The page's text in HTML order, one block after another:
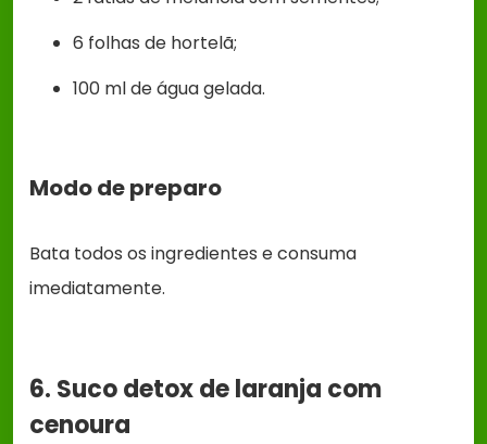
6 folhas de hortelã;
100 ml de água gelada.
Modo de preparo
Bata todos os ingredientes e consuma
imediatamente.
6. Suco detox de laranja com
cenoura